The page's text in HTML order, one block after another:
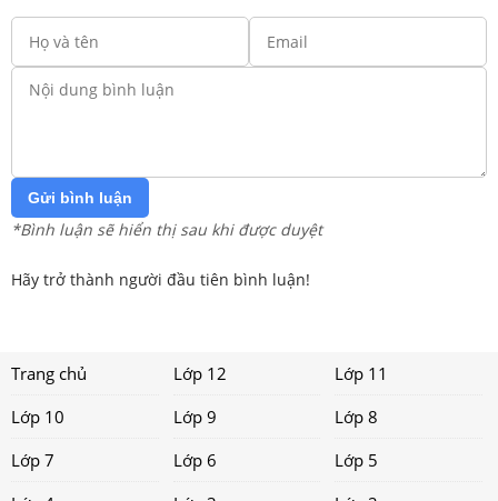
Gửi bình luận
*Bình luận sẽ hiển thị sau khi được duyệt
Hãy trở thành người đầu tiên bình luận!
Trang chủ Lớp 12
Lớp 11
Lớp 10
Lớp 9
Lớp 8
Lớp 7
Lớp 6
Lớp 5